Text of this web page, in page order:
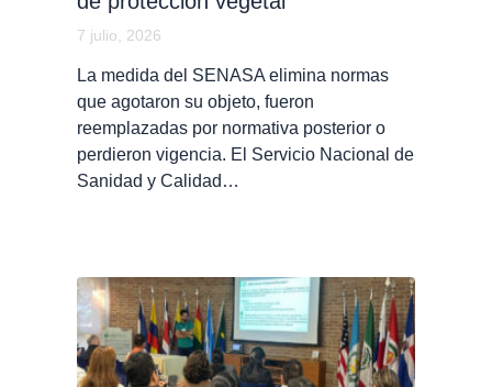
7 julio, 2026
La medida del SENASA elimina normas
que agotaron su objeto, fueron
reemplazadas por normativa posterior o
perdieron vigencia. El Servicio Nacional de
Sanidad y Calidad…